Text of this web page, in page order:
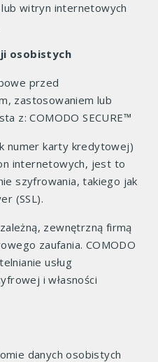
witryn internetowych
osobistych
przed
zastosowaniem lub
z: COMODO SECURE™
numer karty kredytowej)
internetowych, jest to
szyfrowania, takiego jak
(SSL).
zewnętrzną firmą
zaufania. COMODO
usług
i własności
danych osobistych